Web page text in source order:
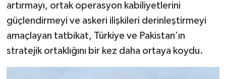
artırmayı, ortak operasyon kabiliyetlerini
güçlendirmeyi ve askeri ilişkileri derinleştirmeyi
amaçlayan tatbikat, Türkiye ve Pakistan’ın
stratejik ortaklığını bir kez daha ortaya koydu.